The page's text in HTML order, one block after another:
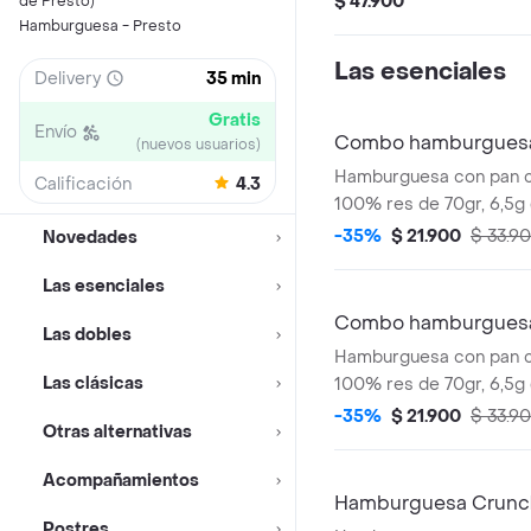
Hamburguesa - Presto
Delivery 35 min
Envío Gratis
(nuevos usuarios)
Calificación 4.3
Novedades
Las esenciales
Las dobles
Las clásicas
Otras alternativas
Acompañamientos
brioche.
Las esenciales
Combo
Hamburguesa con pan
100% res de 70gr,
cheddar, salsa de
pequeñas, una copa de
-35% $ 21.900 $
Combo
Hamburguesa con pan
100% res de 70gr,
cheddar, con dos tipos
papas pequeñas, una
Presto y bebida de
-35% $ 21.900 $
Hamburguesa